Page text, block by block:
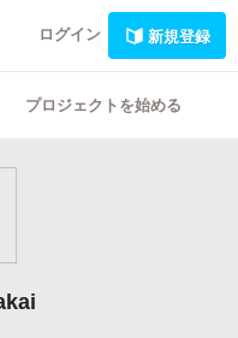
ログイン 新規登録
プロジェクトを始める